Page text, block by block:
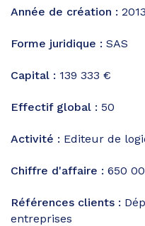
Année de création : 2013
Forme juridique : SAS
Capital : 139 333 €
Effectif global : 50
Activité : Editeur de
Chiffre d'affaire : 650
Références clients :
entreprises